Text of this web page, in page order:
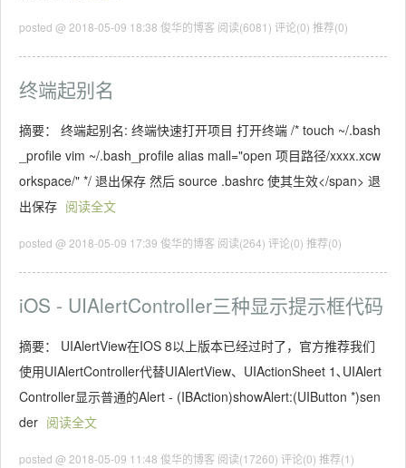
posted @ 2018-05-09 18:38 俊华的博客 阅读(6081) 评论(0) 推荐(0)
终端起别名
摘要： 终端起别名: 终端快速打开项目 打开终端 /* touch ~/.bash
_profile vim ~/.bash_profile alias mall="open 项目路径/xxxx.xcw
orkspace/" */ 退出保存 然后 source .bashrc 使其生效</span> 退
出保存 阅读全文
posted @ 2018-05-09 17:39 俊华的博客 阅读(264) 评论(0) 推荐(0)
iOS - UIAlertController三种显示提示框代码
摘要： UIAlertView在IOS 8以上版本已经过时了，官方推荐我们
使用UIAlertController代替UIAlertView、UIActionSheet 1､UIAlert
Controller显示普通的Alert - (IBAction)showAlert:(UIButton *)sen
der 阅读全文
posted @ 2018-05-09 11:48 俊华的博客 阅读(17260) 评论(0) 推荐(1)